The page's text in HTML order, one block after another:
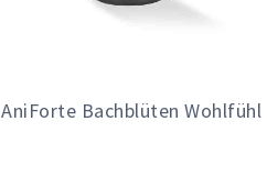
AniForte Bachblüten Wohlfühl